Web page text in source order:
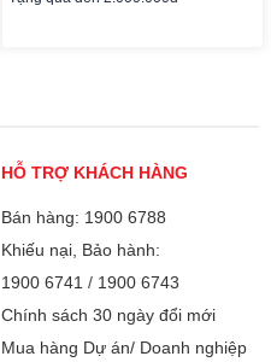
HỖ TRỢ KHÁCH HÀNG
Bán hàng: 1900 6788
Khiếu nại, Bảo hành:
1900 6741 / 1900 6743
Chính sách 30 ngày đổi mới
Mua hàng Dự án/ Doanh nghiệp